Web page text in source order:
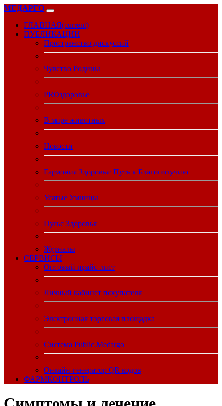
МЕДАРГО
ГЛАВНАЯ(current)
ПУБЛИКАЦИИ
Пространство дискуссий
Чувство Родины
PROздоровье
В мире животных
Новости
Гармония Здоровья: Путь к Благополучию
Усатые Умницы
Пульс Здоровья
Журналы
CЕРВИСЫ
Оптовый прайс-лист
Личный кабинет покупателя
Электронная торговая площадка
Система Public.Medargo
Онлайн-генератор QR кодов
ФАРМКОНТРОЛЬ